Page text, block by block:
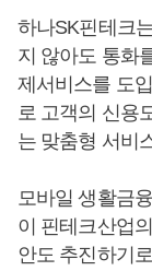
하나SK핀테크
지 않아도 통화
제서비스를 도
로 고객의 신용
는 맞춤형 서비
모바일 생활금
이 핀테크산업
안도 추진하기